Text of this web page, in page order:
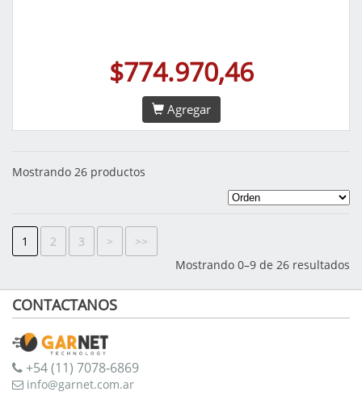
$774.970,46
Agregar
Mostrando 26 productos
1 2 3 >
>>
Mostrando 0–9 de 26 resultados
CONTACTANOS
+54 (11) 7078-6869
info@garnet.com.ar